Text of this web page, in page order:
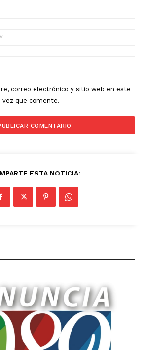
correo electrónico y sitio web en este
vez que comente.
ESTA NOTICIA: